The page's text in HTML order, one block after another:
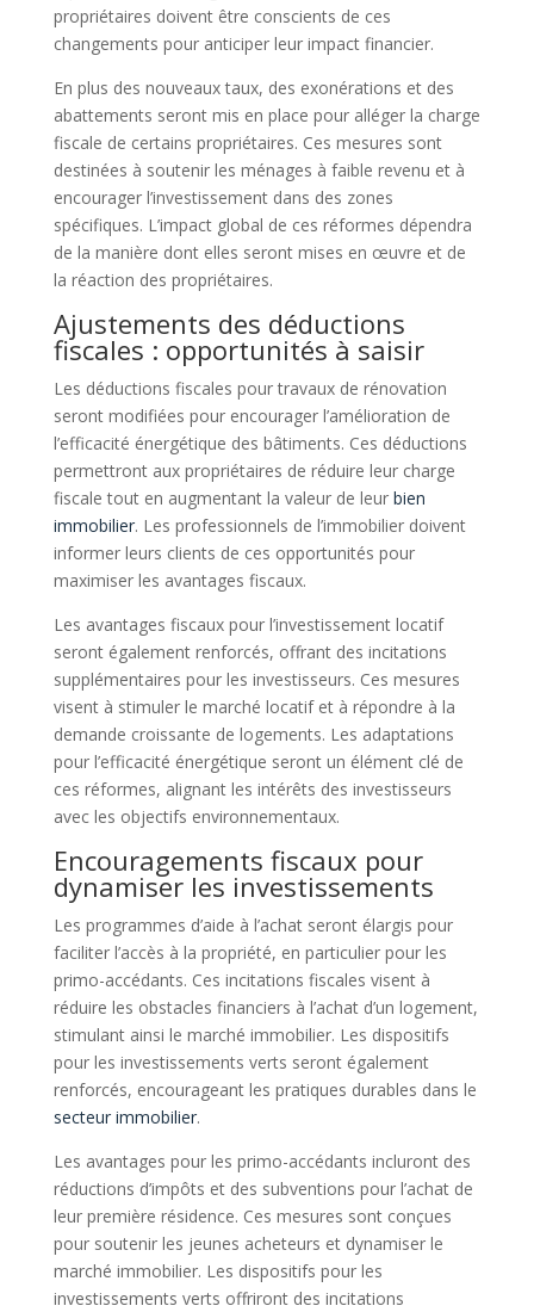
propriétaires doivent être conscients de ces
changements pour anticiper leur impact financier.
En plus des nouveaux taux, des exonérations et des
abattements seront mis en place pour alléger la charge
fiscale de certains propriétaires. Ces mesures sont
destinées à soutenir les ménages à faible revenu et à
encourager l’investissement dans des zones
spécifiques. L’impact global de ces réformes dépendra
de la manière dont elles seront mises en œuvre et de
la réaction des propriétaires.
Ajustements des déductions
fiscales : opportunités à saisir
Les déductions fiscales pour travaux de rénovation
seront modifiées pour encourager l’amélioration de
l’efficacité énergétique des bâtiments. Ces déductions
permettront aux propriétaires de réduire leur charge
fiscale tout en augmentant la valeur de leur bien
immobilier. Les professionnels de l’immobilier doivent
informer leurs clients de ces opportunités pour
maximiser les avantages fiscaux.
Les avantages fiscaux pour l’investissement locatif
seront également renforcés, offrant des incitations
supplémentaires pour les investisseurs. Ces mesures
visent à stimuler le marché locatif et à répondre à la
demande croissante de logements. Les adaptations
pour l’efficacité énergétique seront un élément clé de
ces réformes, alignant les intérêts des investisseurs
avec les objectifs environnementaux.
Encouragements fiscaux pour
dynamiser les investissements
Les programmes d’aide à l’achat seront élargis pour
faciliter l’accès à la propriété, en particulier pour les
primo-accédants. Ces incitations fiscales visent à
réduire les obstacles financiers à l’achat d’un logement,
stimulant ainsi le marché immobilier. Les dispositifs
pour les investissements verts seront également
renforcés, encourageant les pratiques durables dans le
secteur immobilier.
Les avantages pour les primo-accédants incluront des
réductions d’impôts et des subventions pour l’achat de
leur première résidence. Ces mesures sont conçues
pour soutenir les jeunes acheteurs et dynamiser le
marché immobilier. Les dispositifs pour les
investissements verts offriront des incitations